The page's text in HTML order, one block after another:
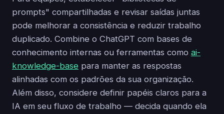
prompts" compartilhadas e revisar saídas juntas
pode melhorar a consistência e reduzir trabalho
duplicado. Combine o ChatGPT com bases de
conhecimento internas ou ferramentas como ai-
knowledge-base para manter as respostas
alinhadas com os padrões da sua organização.
Além disso, considere definir papéis claros para a
IA em seu fluxo de trabalho — decida quando ela